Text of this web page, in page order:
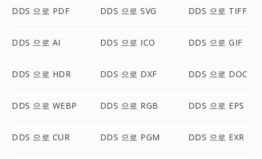
DDS 으로 PDF DDS 으로 SVG DDS 으로 TIFF
DDS 으로 AI DDS 으로 ICO DDS 으로 GIF
DDS 으로 HDR DDS 으로 DXF DDS 으로 DOC
DDS 으로 WEBP DDS 으로 RGB DDS 으로 EPS
DDS 으로 CUR DDS 으로 PGM DDS 으로 EXR